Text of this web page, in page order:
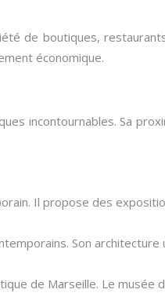
de boutiques,
économique.
incontournables. Sa
Il propose des
Son architecture
de Marseille. Le musée